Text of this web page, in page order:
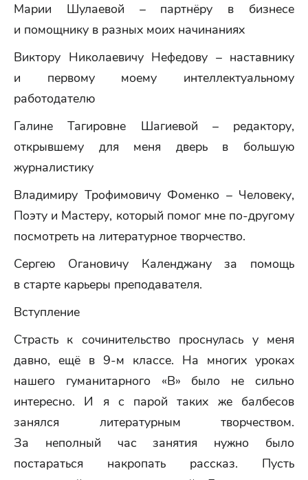
Марии Шулаевой – партнёру в бизнесе
и помощнику в разных моих начинаниях
Виктору Николаевичу Нефедову – наставнику
и первому моему интеллектуальному
работодателю
Галине Тагировне Шагиевой – редактору,
открывшему для меня дверь в большую
журналистику
Владимиру Трофимовичу Фоменко – Человеку,
Поэту и Мастеру, который помог мне по-другому
посмотреть на литературное творчество.
Сергею Огановичу Календжану за помощь
в старте карьеры преподавателя.
Вступление
Страсть к сочинительство проснулась у меня
давно, ещё в 9-м классе. На многих уроках
нашего гуманитарного «В» было не сильно
интересно. И я с парой таких же балбесов
занялся литературным творчеством.
За неполный час занятия нужно было
постараться накропать рассказ. Пусть